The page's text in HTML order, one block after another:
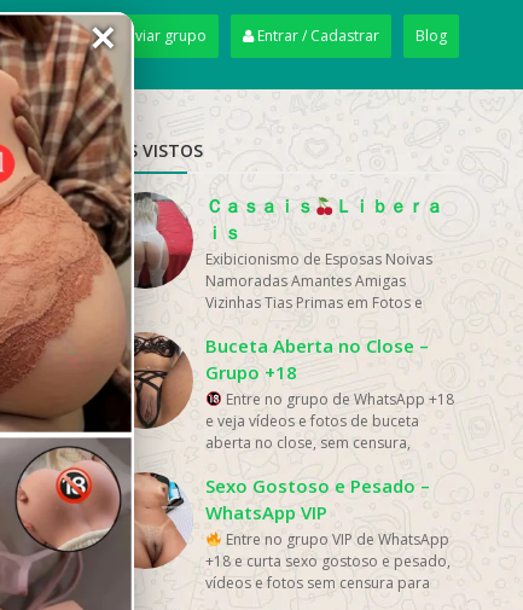
Blog
Entrar / Cadastrar
+ Enviar grupo
MAIS VISTOS
Ｃａｓａｉｓ
Ｌｉｂｅｒａ
ｉｓ
Exibicionismo de Esposas Noivas
Namoradas Amantes Amigas
Vizinhas Tias Primas em Fotos e
Vídeos Amadores Grupo...
Buceta Aberta no Close –
Grupo +18
Entre no grupo de WhatsApp +18
e veja vídeos e fotos de buceta
aberta no close, sem censura,
conteúdo quente e...
Sexo Gostoso e Pesado –
WhatsApp VIP
Entre no grupo VIP de WhatsApp
+18 e curta sexo gostoso e pesado,
vídeos e fotos sem censura para
✕